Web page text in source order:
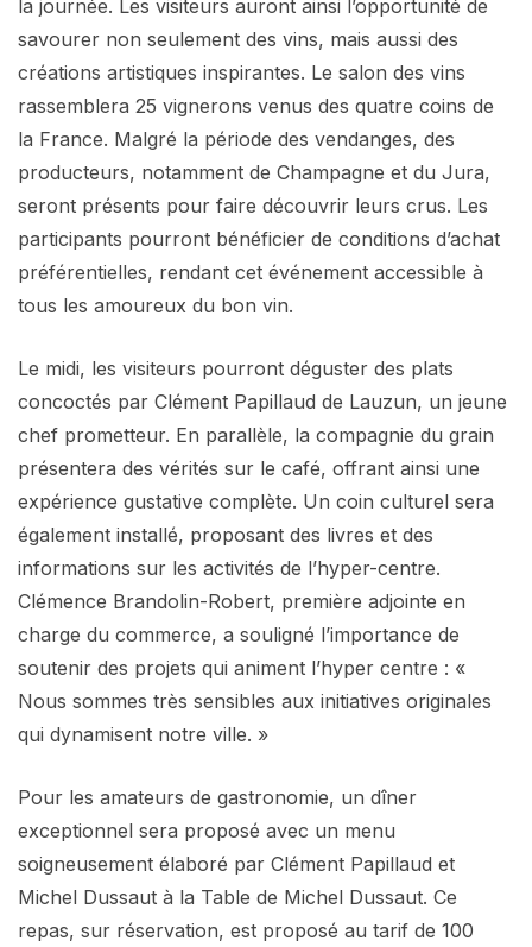
la journée. Les visiteurs auront ainsi l’opportunité de
savourer non seulement des vins, mais aussi des
créations artistiques inspirantes. Le salon des vins
rassemblera 25 vignerons venus des quatre coins de
la France. Malgré la période des vendanges, des
producteurs, notamment de Champagne et du Jura,
seront présents pour faire découvrir leurs crus. Les
participants pourront bénéficier de conditions d’achat
préférentielles, rendant cet événement accessible à
tous les amoureux du bon vin.
Le midi, les visiteurs pourront déguster des plats
concoctés par Clément Papillaud de Lauzun, un jeune
chef prometteur. En parallèle, la compagnie du grain
présentera des vérités sur le café, offrant ainsi une
expérience gustative complète. Un coin culturel sera
également installé, proposant des livres et des
informations sur les activités de l’hyper-centre.
Clémence Brandolin-Robert, première adjointe en
charge du commerce, a souligné l’importance de
soutenir des projets qui animent l’hyper centre : «
Nous sommes très sensibles aux initiatives originales
qui dynamisent notre ville. »
Pour les amateurs de gastronomie, un dîner
exceptionnel sera proposé avec un menu
soigneusement élaboré par Clément Papillaud et
Michel Dussaut à la Table de Michel Dussaut. Ce
repas, sur réservation, est proposé au tarif de 100